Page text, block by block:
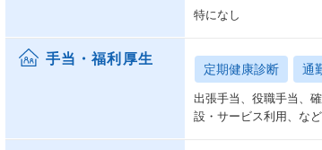
特になし
手当・福利厚生
定期健康診断 通
出張手当、役職手当、
設・サービス利用、など